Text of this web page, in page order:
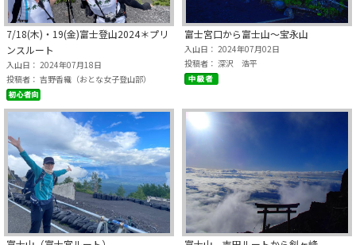
7/18(木)・19(金)富士登山2024＊プリ
ンスルート
入山日： 2024年07月18日
投稿者： 吉野香織（おとな女子登山部）
富士宮口から富士山～宝永山
入山日： 2024年07月02日
投稿者： 深沢 浩平